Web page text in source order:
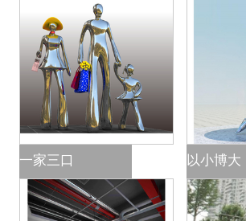
一家三口 以小博大